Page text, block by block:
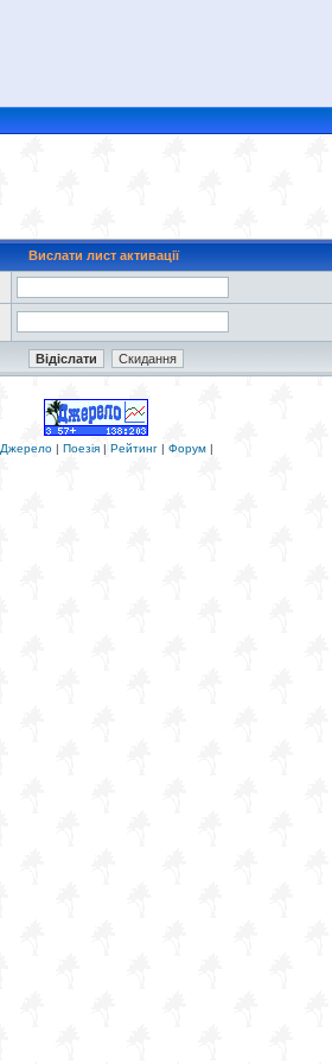
Вислати лист активації
Джерело | Поезія | Рейтинг | Форум |